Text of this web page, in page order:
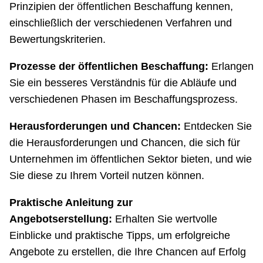
Prinzipien der öffentlichen Beschaffung kennen,
einschließlich der verschiedenen Verfahren und
Bewertungskriterien.
Prozesse der öffentlichen Beschaffung: Erlangen
Sie ein besseres Verständnis für die Abläufe und
verschiedenen Phasen im Beschaffungsprozess.
Herausforderungen und Chancen: Entdecken Sie
die Herausforderungen und Chancen, die sich für
Unternehmen im öffentlichen Sektor bieten, und wie
Sie diese zu Ihrem Vorteil nutzen können.
Praktische Anleitung zur
Angebotserstellung: Erhalten Sie wertvolle
Einblicke und praktische Tipps, um erfolgreiche
Angebote zu erstellen, die Ihre Chancen auf Erfolg